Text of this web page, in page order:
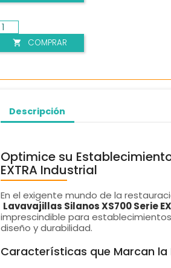
 COMPRAR
Descripción
Optimice su
EXTRA Industrial
En el exigente mundo de la
Lavavajillas Silanos XS700 Serie
imprescindible para
diseño y durabilidad.
Características que Marcan la